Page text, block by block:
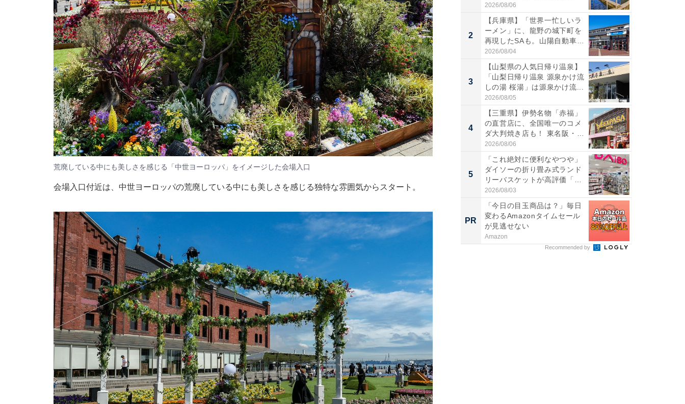
荒廃している中にも美しさを感じる「中世ヨーロッパ」をイメージした会場入口
会場入口付近は、中世ヨーロッパの荒廃している中にも美しさを感じる独特な雰囲気からスタート。
帰...
2026/08/06
2
【兵庫県】「世界一忙しいラ
ーメン」に、龍野の城下町を
再現したSAも。山陽自動車
道...
2026/08/04
3
【山梨県の人気日帰り温泉】
「山梨日帰り温泉 源泉かけ流
しの湯 桜湯」は源泉かけ流...
2026/08/05
4
【三重県】伊勢名物「赤福」
の直営店に、全国唯一のコメ
ダ大判焼き店も！ 東名阪・
伊...
2026/08/06
5
「これ絶対に便利なやつや」
ダイソーの折り畳み式ランド
リーバスケットが高評価「使
わ...
2026/08/03
PR
「今日の目玉商品は？」毎日
変わるAmazonタイムセール
が見逃せない
Amazon
Recommended by